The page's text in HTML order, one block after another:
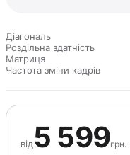
Діагональ
Роздільна здатність
Матриця
Частота зміни кадрів
від5 599грн.